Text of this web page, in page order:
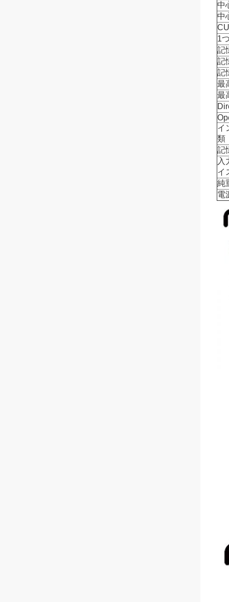
中
中
1
記
記
記
最
最
イ
類
記
入
イ
純
電